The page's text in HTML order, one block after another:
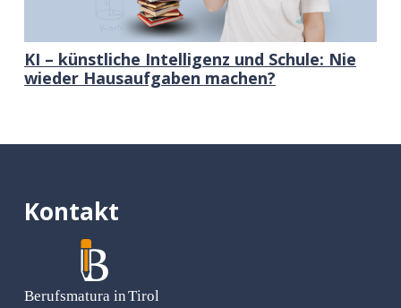
KI – künstliche Intelligenz und Schule: Nie
wieder Hausaufgaben machen?
Kontakt